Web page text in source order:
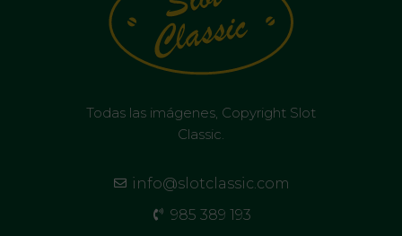
Todas las imágenes, Copyright Slot
Classic.
info@slotclassic.com
985 389 193